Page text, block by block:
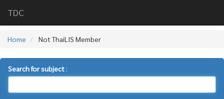
TDC
Home Not ThaiLIS Member
Search for subject :